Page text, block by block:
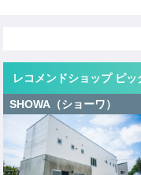
レコメンドショップ ピッ
SHOWA（ショーワ）